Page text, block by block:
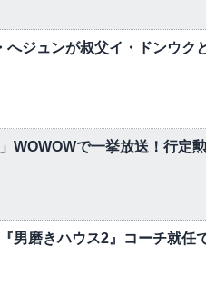
へジュンが叔父イ・ドンウ
WOWOWで一挙放送！行定
男磨きハウス2』コーチ就任